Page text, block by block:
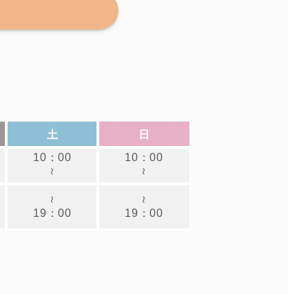
土 日
10：00
～
10：00
～
～
19：00
～
19：00